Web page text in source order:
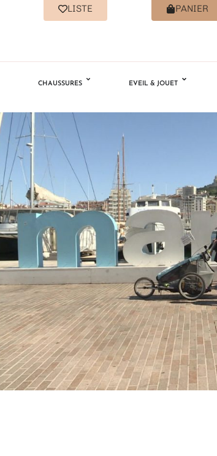
LISTE PANIER
CHAUSSURES EVEIL & JOUET